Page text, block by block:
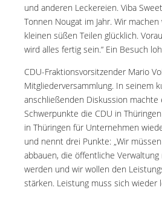
und anderen Leckereien. Viba
Tonnen Nougat im Jahr. Wir
kleinen süßen Teilen glücklich.
wird alles fertig sein.“ Ein Besuch
CDU-Fraktionsvorsitzender Mario
Mitgliederversammlung. In seinem
anschließenden Diskussion machte
Schwerpunkte die CDU in
in Thüringen für Unternehmen
und nennt drei Punkte: „Wir
abbauen, die öffentliche
werden und wir wollen den
stärken. Leistung muss sich wieder